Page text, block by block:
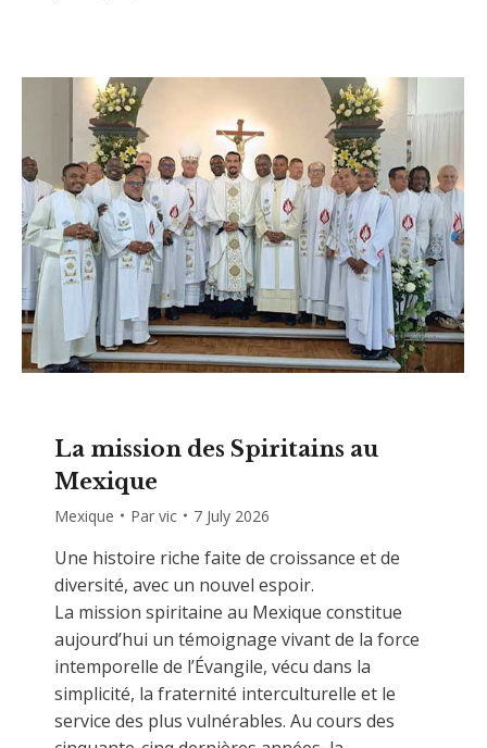
La mission des Spiritains au
Mexique
Mexique Par vic 7 July 2026
Une histoire riche faite de croissance et de
diversité, avec un nouvel espoir.
La mission spiritaine au Mexique constitue
aujourd’hui un témoignage vivant de la force
intemporelle de l’Évangile, vécu dans la
simplicité, la fraternité interculturelle et le
service des plus vulnérables. Au cours des